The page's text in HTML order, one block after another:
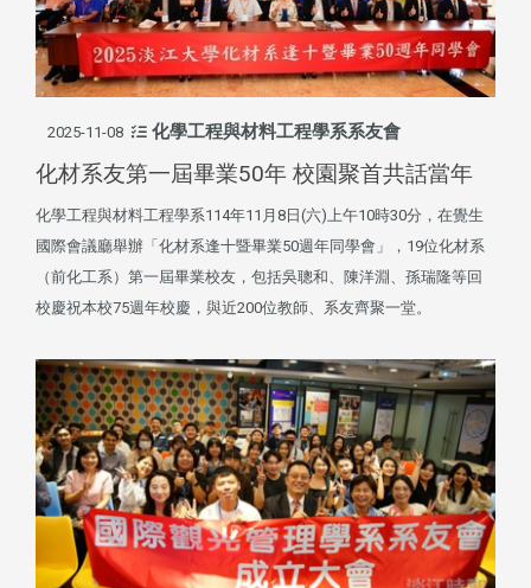
2025-11-08 化學工程與材料工程學系系友會
化材系友第一屆畢業50年 校園聚首共話當年
化學工程與材料工程學系114年11月8日(六)上午10時30分，在覺生
國際會議廳舉辦「化材系逢十暨畢業50週年同學會」，19位化材系
（前化工系）第一屆畢業校友，包括吳聰和、陳洋淵、孫瑞隆等回
校慶祝本校75週年校慶，與近200位教師、系友齊聚一堂。